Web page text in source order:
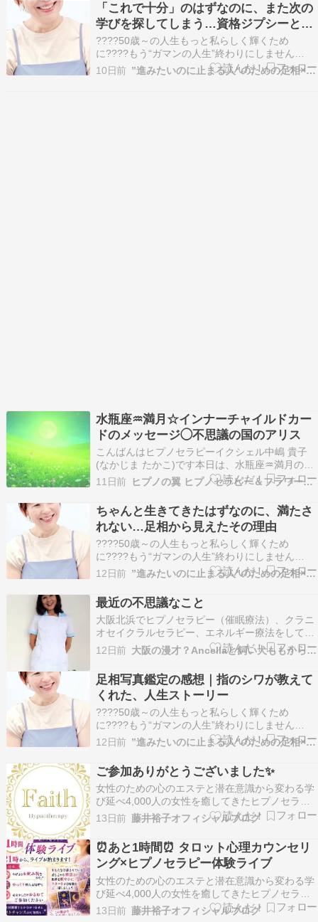
➡ヒプノセラピー TOP PAGE からお願いします
～…
「これで十分」のはずなのに、また次の
学びを探してしまう…資格ジプシーと言
われる人の本当の理由
????50歳～の人生もっと私らしく輝くため
に????もう“ガマンの人生”終わりにしません
か？????このままで本当にいいのかな・・????
私って、いったい何者？????家族やパートナー、
10日前 ”進みたいのに止まる人”のための足相×ヒプノセラピー
水瓶座♒満月☆インナーチャイルドカー
ドのメッセージ◯不思議の国のアリス
こんばんはヒプノセラピーイクシェル中嶋 貴子
(なかじま たかこ)です本日は、水瓶座♒満月の日
です本日、18時に無料メールマガジンインナーチ
ャイルドカードのメッセージを投稿させていただ
きます今回のカードはこちらですインナーチャイ
ルドカード大アルカナ10不思議の国のアリス☆*
今回こ…
11日前 ヒプノの翼 ヒプノセラピー＆フラワーエッセンス関西/京都
ちゃんと生きてきたはずなのに、満たさ
れない…足相から見えたその理由
????50歳～の人生もっと私らしく輝くため
に????もう“ガマンの人生”終わりにしません
か？????このままで本当にいいのかな・・????
私って、いったい何者？????家族やパートナー、
職場の人間関係がしんどい????もっと自由に、心
豊かに幸せに生きたい！――そんなふうに感じ…
12日前 ”進みたいのに止まる人”のための足相×ヒプノセラピー
最近の不思議なこと
大阪北浜でヒプノセラピー（催眠療法）、クラニ
オセイクラルセラピー、エネルギー療法をしてい
るアンセラです。（サイトはこちら→Ancella）
セラピールームには簡単な音楽デッキがおいてあ
ります。 クライアントさんが来られた時に、バッ
クグラウンドミュージックを流す用です。 で、い
つ…
12日前 大阪の漫才？Ancellaと飼い犬ももからのツッコミ
足相写真鑑定の感想｜指のシワが教えて
くれた、人生ストーリー
????50歳～の人生もっと私らしく輝くため
に????もう“ガマンの人生”終わりにしません
か？????このままで本当にいいのかな・・????
私って、いったい何者？????家族やパートナー、
職場の人間関係がしんどい????もっと自由に、心
豊かに幸せに生きたい！――そんなふうに感じ…
12日前 ”進みたいのに止まる人”のための足相×ヒプノセラピー
ご参加ありがとうございました✨
女性のための心のエステと潜在意識から変わる学
び延べ4,000人の女性を癒してきたヒプノセラピ
ーフェイス サロン＆スクールを主宰しています藤
井裕子です。はじめましての方はこちらから自己
紹介▶ ブログにご訪問くださりありがとうござい
ます ご参加ありがとうございました✨ 昨夜のラ
イブ…
13日前 藤井裕子オフィシャルブログ
⏰あと1時間⏰ タロット心理カウンセリ
ング×ヒプノセラピー体験ライブ
女性のための心のエステと潜在意識から変わる学
び延べ4,000人の女性を癒してきたヒプノセラピ
ーフェイス サロン＆スクールを主宰しています藤
井裕子です。はじめましての方はこちらから自己
13日前 藤井裕子オフィシャルブログ